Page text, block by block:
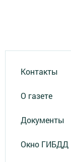
Контакты
О газете
Документы
Окно ГИБДД